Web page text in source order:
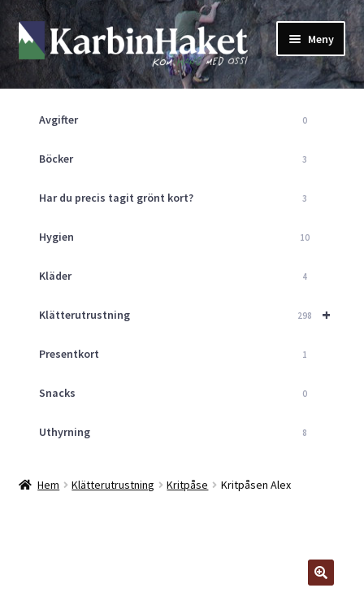
Hoppa
till
navigering
Hoppa
till
innehåll
Meny
Shop
Returpolicy
Mitt Konto
Kurser
Klätterväggen
Aktuellt
Avgifter 0
Böcker 3
Har du precis tagit grönt kort? 3
Hygien 10
Kläder 4
+
Klätterutrustning 298
Presentkort 1
Snacks 0
Uthyrning 8
Hem Klätterutrustning Kritpåse Kritpåsen Alex